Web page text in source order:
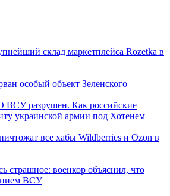
склад маркетплейса Rozetka в
особый объект Зеленского
разрушен. Как российские
украинской армии под Хотенем
все хабы Wildberries и Ozon в
страшное: военкор объяснил, что
ВСУ